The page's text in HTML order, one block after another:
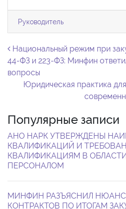
Руководитель
Навигация по
Национальный режим при
44-ФЗ и 223-ФЗ: Минфин
вопросы
Юридическая практика
Популярные записи
АНО НАРК УТВЕРЖДЕНЫ
КВАЛИФИКАЦИЙ И
КВАЛИФИКАЦИЯМ В
ПЕРСОНАЛОМ
МИНФИН РАЗЪЯСНИЛ
КОНТРАКТОВ ПО ИТОГАМ